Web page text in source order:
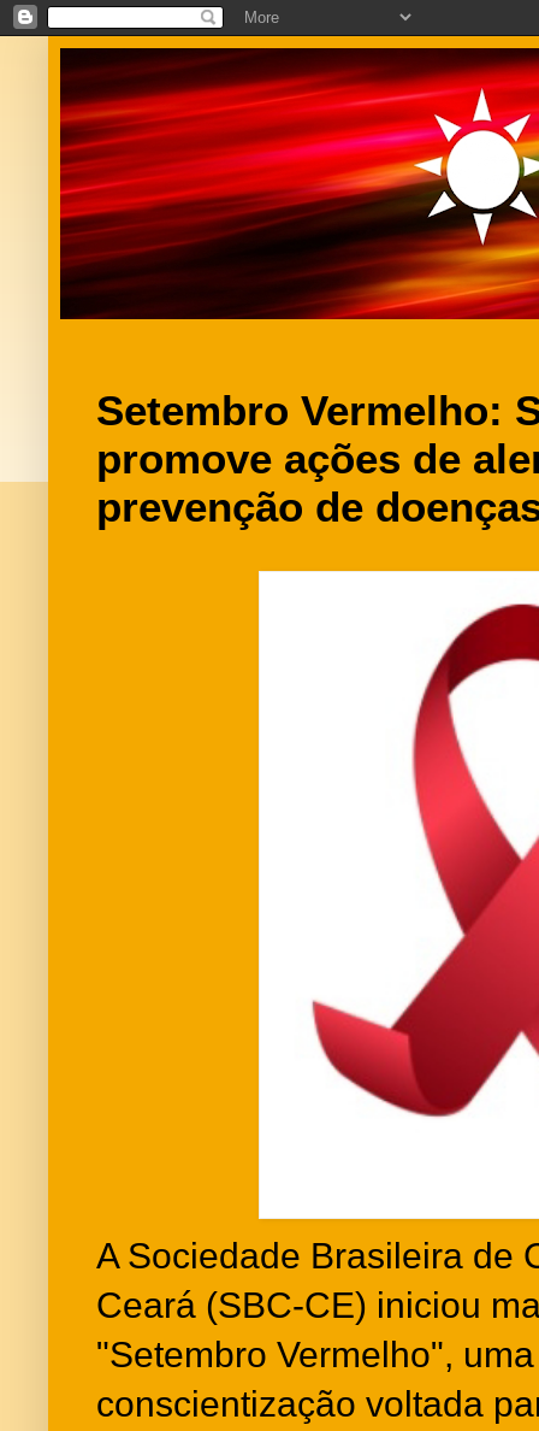
Setembro Vermelho:
promove ações de
prevenção de
A Sociedade Brasileira de
Ceará (SBC-CE) iniciou
"Setembro Vermelho",
conscientização voltada